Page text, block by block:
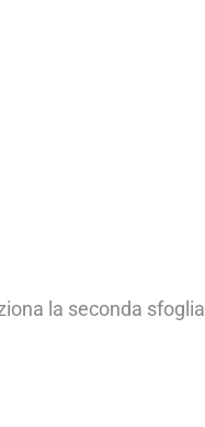
la seconda sfoglia